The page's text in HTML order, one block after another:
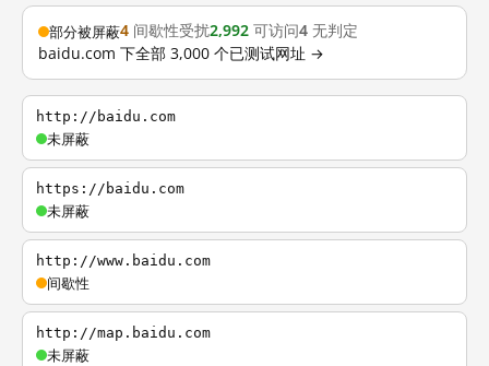
部分被屏蔽4 间歇性受扰2,992 可访问4 无判定
baidu.com 下全部 3,000 个已测试网址 →
http://baidu.com
未屏蔽
https://baidu.com
未屏蔽
http://www.baidu.com
间歇性
http://map.baidu.com
未屏蔽